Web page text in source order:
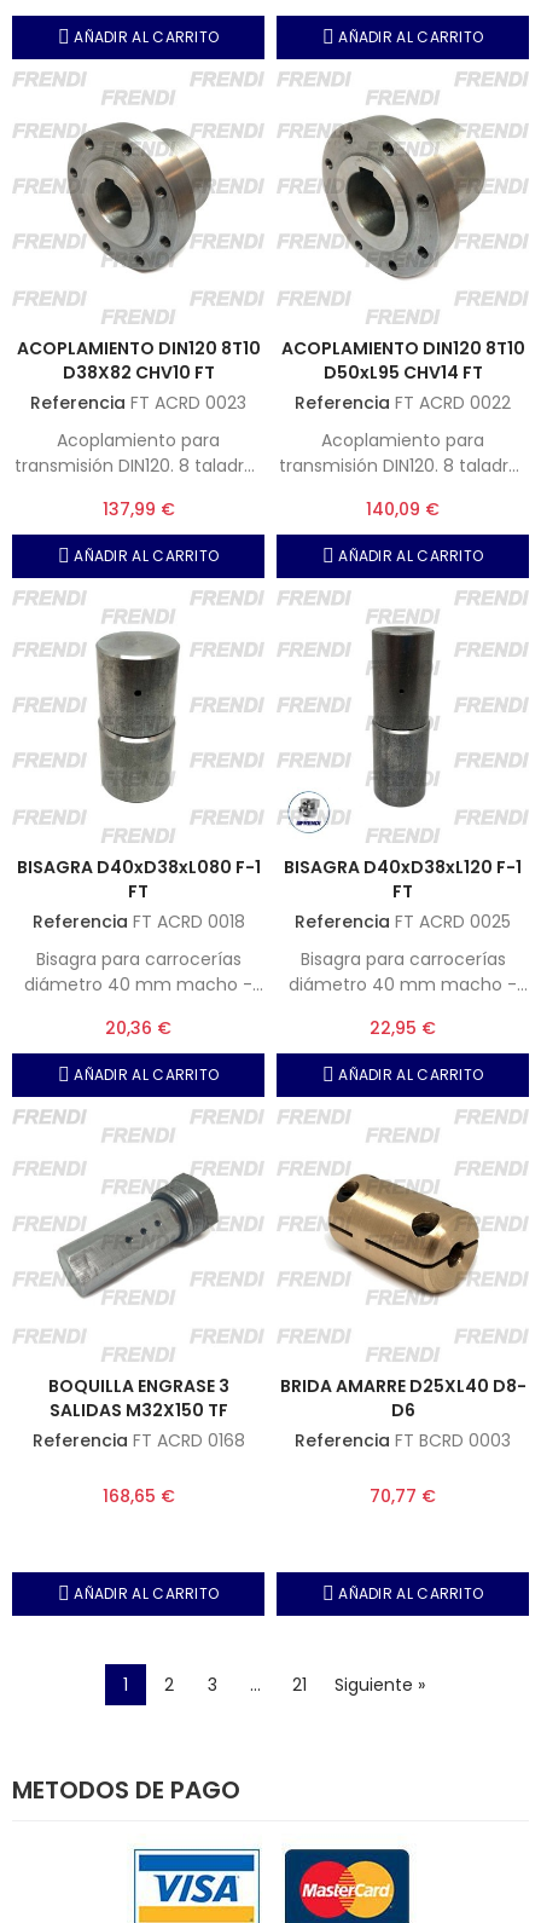
AÑADIR AL CARRITO AÑADIR AL CARRITO
ACOPLAMIENTO DIN120 8T10
D38X82 CHV10 FT
Referencia FT ACRD 0023
Acoplamiento para
transmisión DIN120. 8 taladros
mm. Chavetero 10 mm.
137,99 €
AÑADIR AL CARRITO
ACOPLAMIENTO DIN120 8T10
D50xL95 CHV14 FT
Referencia FT ACRD 0022
Acoplamiento para
transmisión DIN120. 8 taladros
mm. Chavetero 14 mm.
140,09 €
AÑADIR AL CARRITO
BISAGRA D40xD38xL080 F-1
FT
Referencia FT ACRD 0018
Bisagra para carrocerías
diámetro 40 mm macho -
Soldable.
20,36 €
AÑADIR AL CARRITO
BISAGRA D40xD38xL120 F-1
FT
Referencia FT ACRD 0025
Bisagra para carrocerías
diámetro 40 mm macho -
Soldable.
22,95 €
AÑADIR AL CARRITO
BOQUILLA ENGRASE 3
SALIDAS M32X150 TF
Referencia FT ACRD 0168
168,65 €
AÑADIR AL CARRITO
BRIDA AMARRE D25XL40 D8-
D6
Referencia FT BCRD 0003
70,77 €
AÑADIR AL CARRITO
1 2 3 … 21 Siguiente »
METODOS DE PAGO